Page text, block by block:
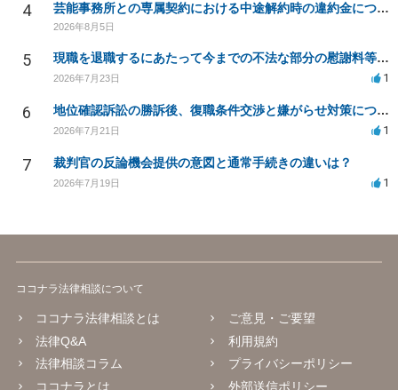
4 芸能事務所との専属契約における中途解約時の違約金について相談したいです
2026年8月5日
5 現職を退職するにあたって今までの不法な部分の慰謝料等は請求できるのか。
2026年7月23日 1
6 地位確認訴訟の勝訴後、復職条件交渉と嫌がらせ対策について
2026年7月21日 1
7 裁判官の反論機会提供の意図と通常手続きの違いは？
2026年7月19日 1
ココナラ法律相談について
ココナラ法律相談とは
法律Q&A
法律相談コラム
ココナラとは
ご意見・ご要望
利用規約
プライバシーポリシー
外部送信ポリシー